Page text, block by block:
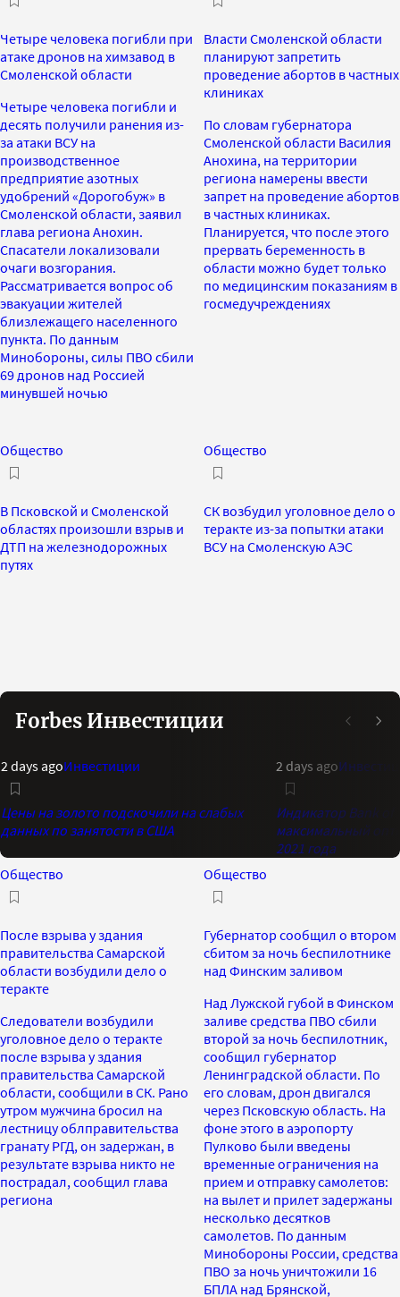
Четыре человека погибли при
атаке дронов на химзавод в
Смоленской области
Четыре человека погибли и
десять получили ранения из-
за атаки ВСУ на
производственное
предприятие азотных
удобрений «Дорогобуж» в
Смоленской области, заявил
глава региона Анохин.
Спасатели локализовали
очаги возгорания.
Рассматривается вопрос об
эвакуации жителей
близлежащего населенного
пункта. По данным
Минобороны, силы ПВО сбили
69 дронов над Россией
минувшей ночью
Власти Смоленской области
планируют запретить
проведение абортов в частных
клиниках
По словам губернатора
Смоленской области Василия
Анохина, на территории
региона намерены ввести
запрет на проведение абортов
в частных клиниках.
Планируется, что после этого
прервать беременность в
области можно будет только
по медицинским показаниям в
госмедучреждениях
Общество
В Псковской и Смоленской
областях произошли взрыв и
ДТП на железнодорожных
путях
Общество
СК возбудил уголовное дело о
теракте из-за попытки атаки
ВСУ на Смоленскую АЭС
Forbes Инвестиции
2 days agoИнвестиции
Цены на золото подскочили на слабых
данных по занятости в США
2 days ago
Индикатор Bank of
максимальный
2021 года
Общество
После взрыва у здания
правительства Самарской
области возбудили дело о
теракте
Следователи возбудили
уголовное дело о теракте
после взрыва у здания
правительства Самарской
области, сообщили в СК. Рано
утром мужчина бросил на
лестницу облправительства
гранату РГД, он задержан, в
результате взрыва никто не
пострадал, сообщил глава
региона
Общество
Губернатор сообщил о втором
сбитом за ночь беспилотнике
над Финским заливом
Над Лужской губой в Финском
заливе средства ПВО сбили
второй за ночь беспилотник,
сообщил губернатор
Ленинградской области. По
его словам, дрон двигался
через Псковскую область. На
фоне этого в аэропорту
Пулково были введены
временные ограничения на
прием и отправку самолетов:
на вылет и прилет задержаны
несколько десятков
самолетов. По данным
Минобороны России, средства
ПВО за ночь уничтожили 16
БПЛА над Брянской,